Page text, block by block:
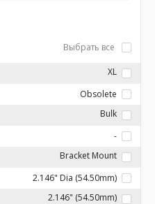
Выбрать все
XL
Obsolete
Bulk
-
Bracket Mount
2.146" Dia (54.50mm)
2.146" (54.50mm)